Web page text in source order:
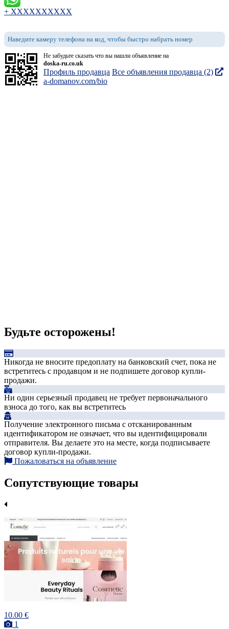
+ XXXXXXXXXX
Наведите камеру телефона на код, чтобы быстро набрать номер
Не забудьте сказать что вы нашли объявление на
doska-ru.co.uk
Профиль продавца Все объявления продавца (2)
a-domanov.com/bio
Будьте осторожены!
Никогда не вносите предоплату на банковский счет, пока не
встретитесь с продавцом и не подпишете договор купли-
продажи.
Ни один серьезный продавец не требует первоначального
взноса до того, как вы встретитесь
Получение электронного письма с отсканированным
идентификатором не означает, что вы идентифицировали
отправителя. Вы делаете это на месте, когда подписываете
договор купли-продажи.
Пожаловаться на объявление
Сопутствующие товары
10.00 €
1